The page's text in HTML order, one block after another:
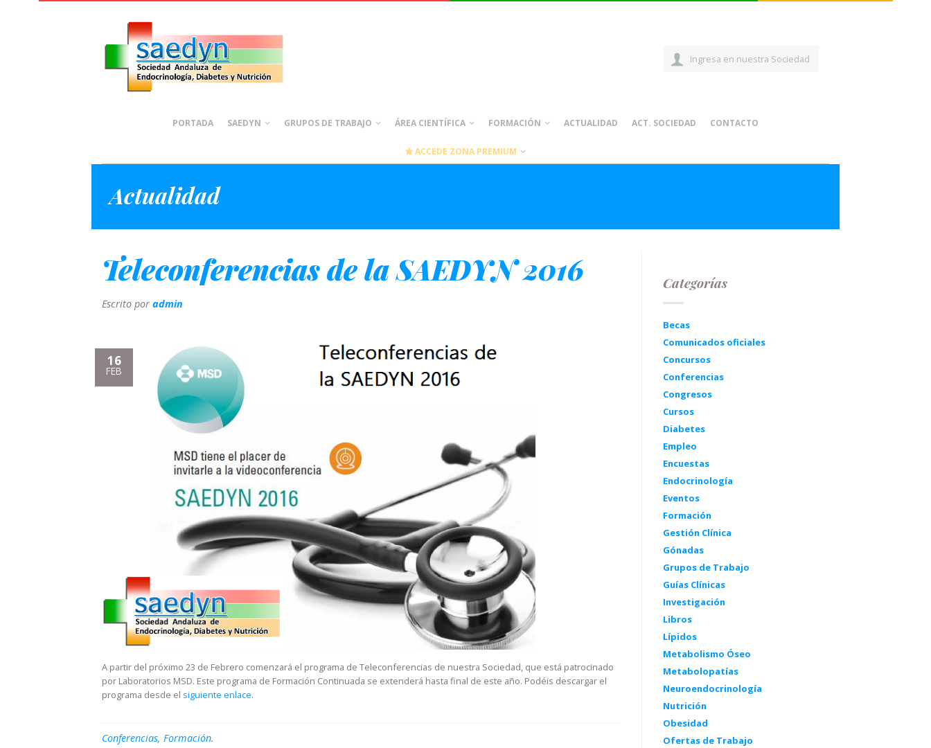
Ingresa en nuestra Sociedad
PORTADA SAEDYN GRUPOS DE TRABAJO ÁREA CIENTÍFICA FORMACIÓN ACTUALIDAD ACT. SOCIEDAD CONTACTO
ACCEDE ZONA PREMIUM
Actualidad
Teleconferencias de la SAEDYN 2016
Escrito por admin
16
FEB
A partir del próximo 23 de Febrero comenzará el programa de Teleconferencias de nuestra Sociedad, que está patrocinado
por Laboratorios MSD. Este programa de Formación Continuada se extenderá hasta final de este año. Podéis descargar el
programa desde el siguiente enlace.
Conferencias, Formación.
Categorías
Becas
Comunicados oficiales
Concursos
Conferencias
Congresos
Cursos
Diabetes
Empleo
Encuestas
Endocrinología
Eventos
Formación
Gestión Clínica
Gónadas
Grupos de Trabajo
Guías Clínicas
Investigación
Libros
Lípidos
Metabolismo Óseo
Metabolopatías
Neuroendocrinología
Nutrición
Obesidad
Ofertas de Trabajo